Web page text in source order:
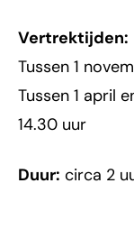
Vertrektijden:
Tussen 1
Tussen 1 april
14.30 uur
Duur: circa 2